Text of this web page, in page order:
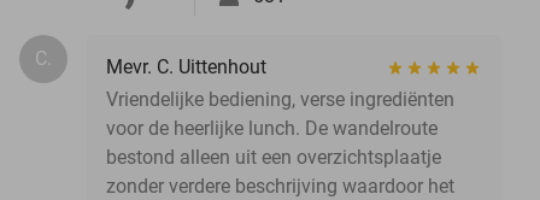
C.
Mevr. C. Uittenhout
Vriendelijke bediening, verse ingrediënten
voor de heerlijke lunch. De wandelroute
bestond alleen uit een overzichtsplaatje
zonder verdere beschrijving waardoor het